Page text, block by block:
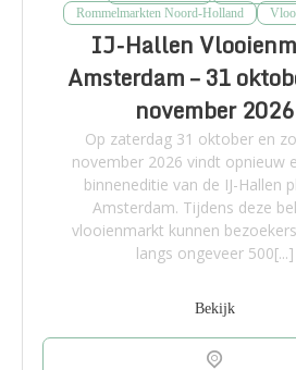
Rommelmarkten Noord-Holland
IJ-Hallen
Amsterdam – 31
november 2026
Op zaterdag 31 oktober en
november 2026 vindt opnieuw
binneneditie van de IJ-Hallen
Amsterdam. Tijdens deze
vlooienmarkt kunnen
langs ongeveer 500[...]
Bekijk